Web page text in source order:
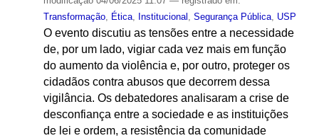
Transformação, Ética, Institucional , Segurança Pública, USP
O evento discutiu as tensões entre a necessidade
de, por um lado, vigiar cada vez mais em função
do aumento da violência e, por outro, proteger os
cidadãos contra abusos que decorrem dessa
vigilância. Os debatedores analisaram a crise de
desconfiança entre a sociedade e as instituições
de lei e ordem, a resistência da comunidade